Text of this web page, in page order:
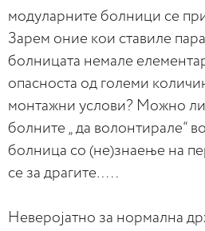
модуларните болници се
Зарем оние кои ставиле
болницата немале
опасноста од големи
монтажни услови? Можно
болните „ да волонтирале“
болница со (не)знаење на
се за драгите…..
Неверојатно за нормална